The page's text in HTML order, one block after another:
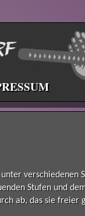
verschiedenen
Stufen und
ab, das sie freier